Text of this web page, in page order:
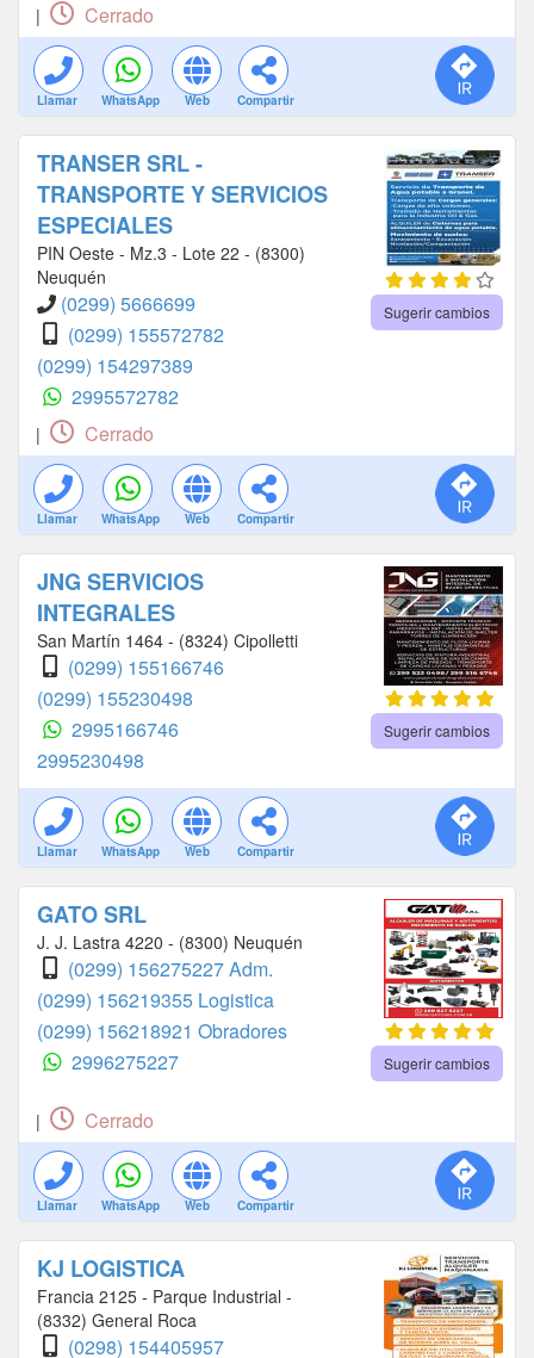
| Cerrado
Llamar WhatsApp Web Compartir
TRANSER SRL -
TRANSPORTE Y SERVICIOS
ESPECIALES
PIN Oeste - Mz.3 - Lote 22 - (8300)
Neuquén
(0299) 5666699
(0299) 155572782
(0299) 154297389
2995572782
Sugerir cambios
| Cerrado
Llamar WhatsApp Web Compartir
JNG SERVICIOS
INTEGRALES
San Martín 1464 - (8324) Cipolletti
(0299) 155166746
(0299) 155230498
2995166746
2995230498
Sugerir cambios
Llamar WhatsApp Web Compartir
GATO SRL
J. J. Lastra 4220 - (8300) Neuquén
(0299) 156275227 Adm.
(0299) 156219355 Logistica
(0299) 156218921 Obradores
2996275227
Sugerir cambios
| Cerrado
Llamar WhatsApp Web Compartir
KJ LOGISTICA
Francia 2125 - Parque Industrial -
(8332) General Roca
(0298) 154405957